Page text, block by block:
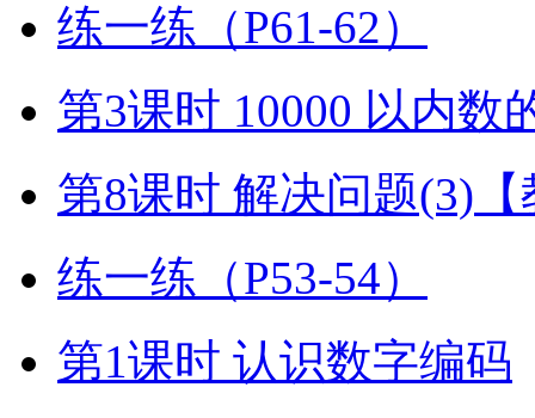
练一练（P61-62）
第3课时 10000 以内数
第8课时 解决问题(3)
练一练（P53-54）
第1课时 认识数字编码